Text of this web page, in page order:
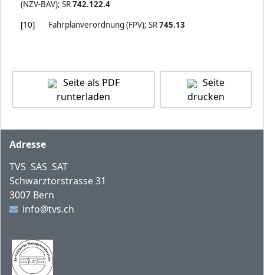
(NZV-BAV); SR742.122.4
[10]
Fahrplanverordnung (FPV); SR745.13
Seite als PDF
runterladen
Seite
drucken
Fusszeile
Adresse
TVS SAS SAT
Schwarztorstrasse 31
3007 Bern
info@tvs.ch